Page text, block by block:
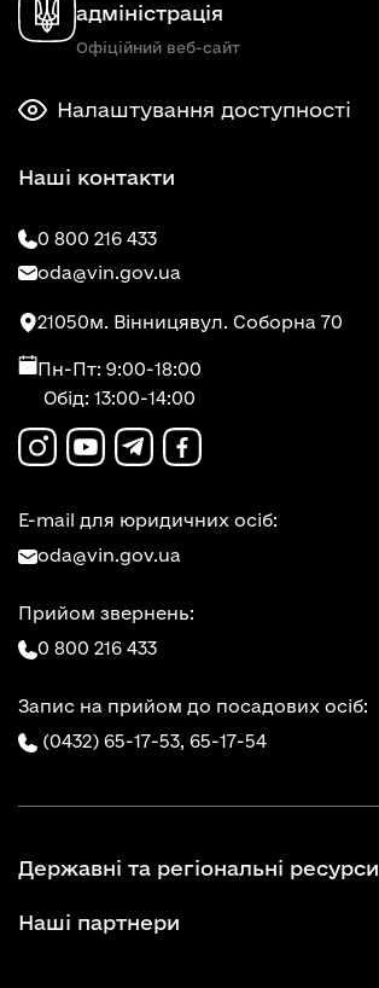
адміністрація
Офіційний веб-сайт
Налаштування доступності
Наші контакти
0 800 216 433
oda@vin.gov.ua
21050м. Вінницявул. Соборна 70
Пн-Пт: 9:00-18:00
Обід: 13:00-14:00
E-mail для юридичних осіб:
oda@vin.gov.ua
Прийом звернень:
0 800 216 433
Запис на прийом до посадових осіб:
(0432) 65-17-53, 65-17-54
Державні та регіональні ресурси
Наші партнери